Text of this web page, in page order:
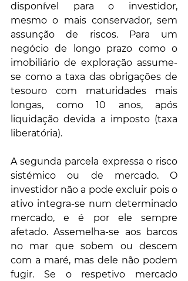
disponível para o investidor,
mesmo o mais conservador, sem
assunção de riscos. Para um
negócio de longo prazo como o
imobiliário de exploração assume-
se como a taxa das obrigações de
tesouro com maturidades mais
longas, como 10 anos, após
liquidação devida a imposto (taxa
liberatória).
A segunda parcela expressa o risco
sistémico ou de mercado. O
investidor não a pode excluir pois o
ativo integra-se num determinado
mercado, e é por ele sempre
afetado. Assemelha-se aos barcos
no mar que sobem ou descem
com a maré, mas dele não podem
fugir. Se o respetivo mercado